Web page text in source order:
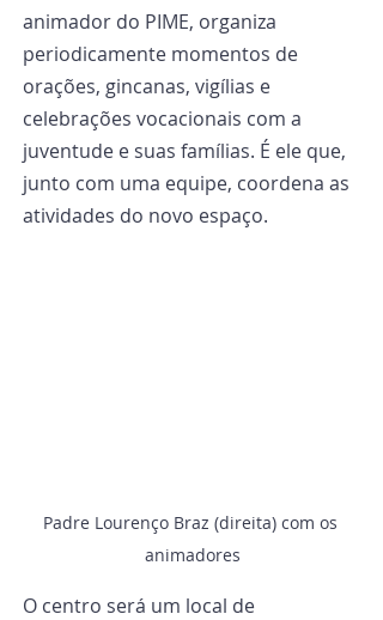
animador do PIME, organiza
periodicamente momentos de
orações, gincanas, vigílias e
celebrações vocacionais com a
juventude e suas famílias. É ele que,
junto com uma equipe, coordena as
atividades do novo espaço.
Padre Lourenço Braz (direita) com os
animadores
O centro será um local de